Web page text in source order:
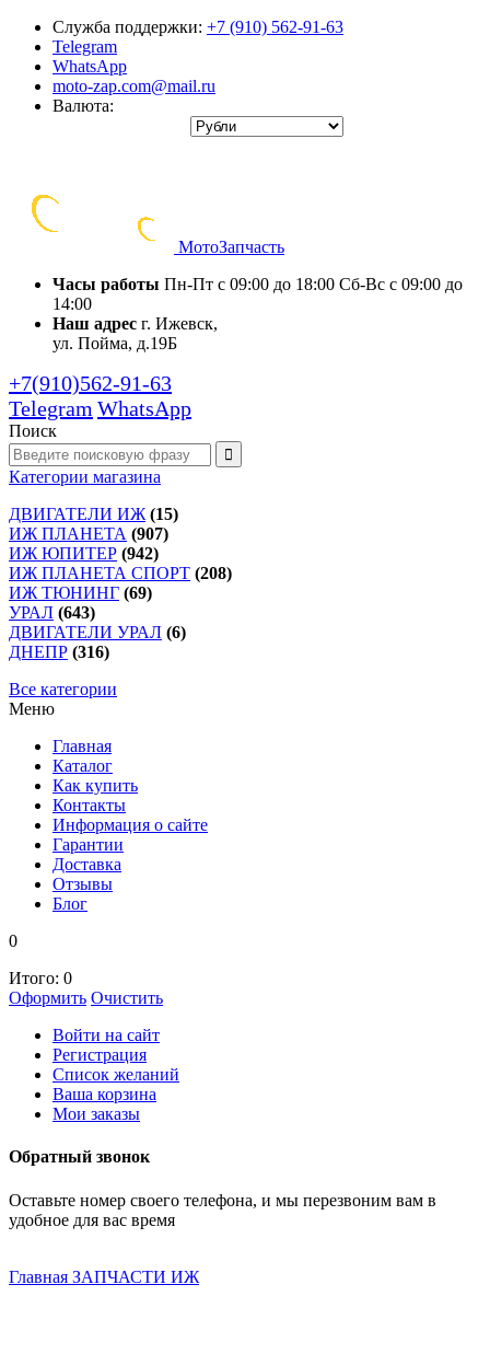
Служба поддержки: +7 (910) 562-91-63
Telegram
WhatsApp
moto-zap.com@mail.ru
Валюта:
МотоЗапчасть
Часы работы Пн-Пт с 09:00 до 18:00 Сб-Вс с 09:00 до
14:00
Наш адрес г. Ижевск,
ул. Пойма, д.19Б
+7(910)562-91-63
Telegram WhatsApp
Поиск
Категории магазина
ДВИГАТЕЛИ ИЖ (15)
ИЖ ПЛАНЕТА (907)
ИЖ ЮПИТЕР (942)
ИЖ ПЛАНЕТА СПОРТ (208)
ИЖ ТЮНИНГ (69)
УРАЛ (643)
ДВИГАТЕЛИ УРАЛ (6)
ДНЕПР (316)
Все категории
Меню
Главная
Каталог
Как купить
Контакты
Информация о сайте
Гарантии
Доставка
Отзывы
Блог
0
Итого: 0
Оформить Очистить
Войти на сайт
Регистрация
Список желаний
Ваша корзина
Мои заказы
Обратный звонок
Оставьте номер своего телефона, и мы перезвоним вам в
удобное для вас время
Главная ЗАПЧАСТИ ИЖ